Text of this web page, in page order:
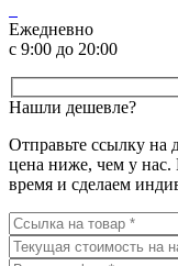
Ежедневно
с 9:00 до 20:00
Нашли дешевле?
Отправьте ссылку на
цена ниже, чем у
время и сделаем